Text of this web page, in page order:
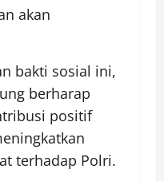
akan
bakti sosial ini,
berharap
positif
terhadap Polri.